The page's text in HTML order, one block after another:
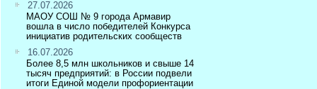
27.07.2026
МАОУ СОШ № 9 города Армавир
вошла в число победителей Конкурса
инициатив родительских сообществ
16.07.2026
Более 8,5 млн школьников и свыше 14
тысяч предприятий: в России подвели
итоги Единой модели профориентации